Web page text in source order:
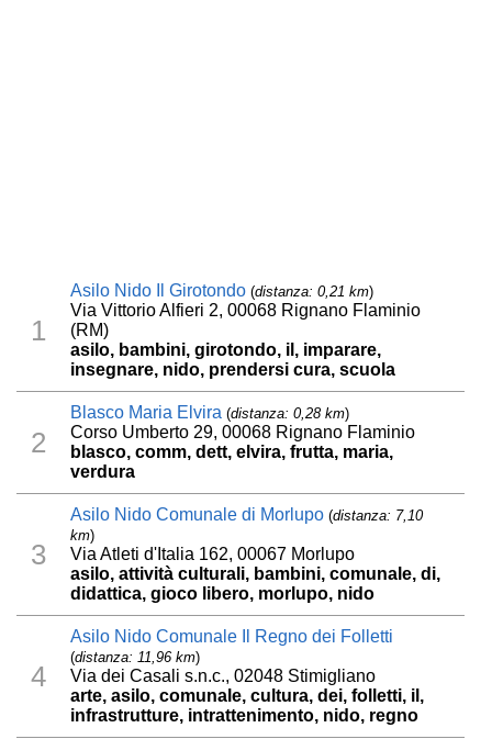
1
Asilo Nido Il Girotondo (distanza: 0,21 km)
Via Vittorio Alfieri 2, 00068 Rignano Flaminio
(RM)
asilo, bambini, girotondo, il, imparare,
insegnare, nido, prendersi cura, scuola
2
Blasco Maria Elvira (distanza: 0,28 km)
Corso Umberto 29, 00068 Rignano Flaminio
blasco, comm, dett, elvira, frutta, maria,
verdura
3
Asilo Nido Comunale di Morlupo (distanza: 7,10
km)
Via Atleti d'Italia 162, 00067 Morlupo
asilo, attività culturali, bambini, comunale, di,
didattica, gioco libero, morlupo, nido
4
Asilo Nido Comunale Il Regno dei Folletti
(distanza: 11,96 km)
Via dei Casali s.n.c., 02048 Stimigliano
arte, asilo, comunale, cultura, dei, folletti, il,
infrastrutture, intrattenimento, nido, regno